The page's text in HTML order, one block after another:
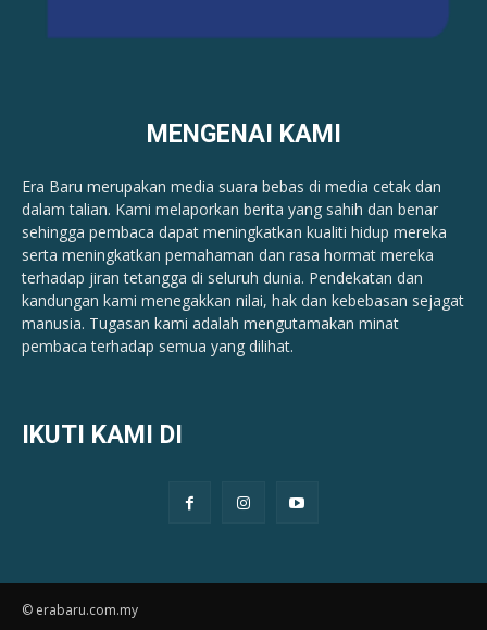
MENGENAI KAMI
Era Baru merupakan media suara bebas di media cetak dan
dalam talian. Kami melaporkan berita yang sahih dan benar ​​
sehingga pembaca dapat meningkatkan kualiti hidup mereka
serta meningkatkan pemahaman dan rasa hormat mereka
terhadap jiran tetangga di seluruh dunia. Pendekatan dan
kandungan kami menegakkan nilai, hak dan kebebasan sejagat
manusia. Tugasan kami adalah mengutamakan minat
pembaca terhadap semua yang dilihat.
IKUTI KAMI DI
© erabaru.com.my